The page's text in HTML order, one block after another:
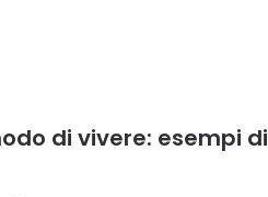
di vivere: esempi di